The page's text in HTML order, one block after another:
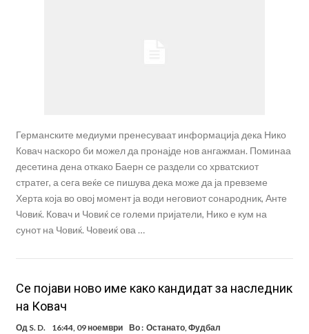
Германските медиуми пренесуваат информација дека Нико
Ковач наскоро би можел да пронајде нов ангажман. Поминаа
десетина дена откако Баерн се раздели со хрватскиот
стратег, а сега веќе се пишува дека може да ја превземе
Херта која во овој момент ја води неговиот сонародник, Анте
Човиќ. Ковач и Човиќ се големи пријатели, Нико е кум на
сунот на Човиќ. Човеиќ ова …
Се појави ново име како кандидат за наследник
на Ковач
Од S. D. 16:44, 09 ноември Во : Останато,Фудбал